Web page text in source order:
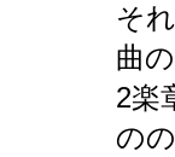
そ
曲
2楽
の